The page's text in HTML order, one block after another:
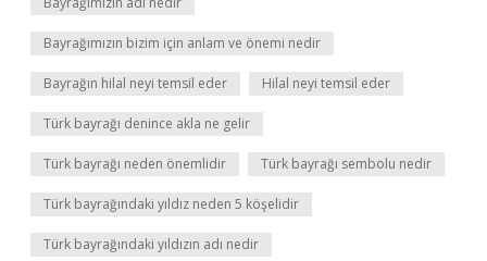
Bayrağımızın bizim için anlam ve önemi nedir
Bayrağın hilal neyi temsil eder Hilal neyi temsil eder
Türk bayrağı denince akla ne gelir
Türk bayrağı neden önemlidir Türk bayrağı sembolu nedir
Türk bayrağındaki yıldız neden 5 köşelidir
Türk bayrağındaki yıldızın adı nedir